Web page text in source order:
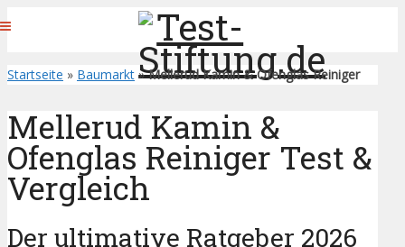
Startseite » Baumarkt »Mellerud Kamin & Ofenglas Reiniger
Mellerud Kamin &
Ofenglas Reiniger Test &
Vergleich
Der ultimative Ratgeber 2026